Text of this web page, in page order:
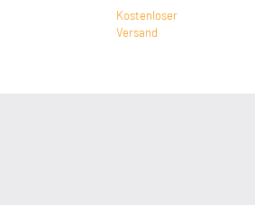
Kostenloser
Versand